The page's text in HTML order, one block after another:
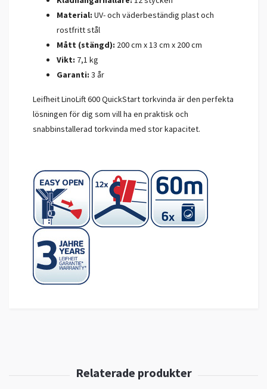
Material: UV- och väderbeständig plast och
rostfritt stål
Mått (stängd): 200 cm x 13 cm x 200 cm
Vikt: 7,1 kg
Garanti: 3 år
Leifheit LinoLift 600 QuickStart torkvinda är den perfekta
lösningen för dig som vill ha en praktisk och
snabbinstallerad torkvinda med stor kapacitet.